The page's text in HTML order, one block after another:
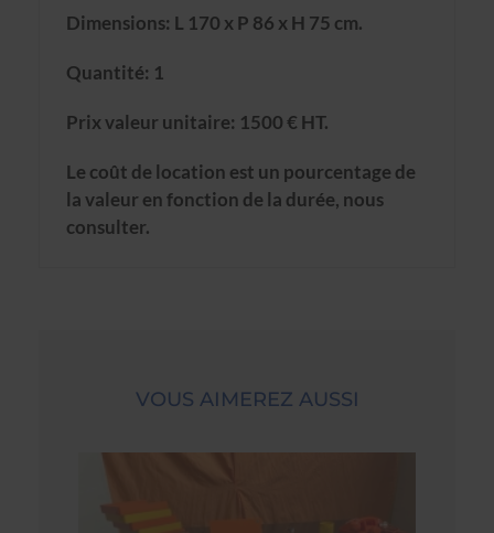
Dimensions: L 170 x P 86 x H 75 cm.
Quantité: 1
Prix valeur unitaire: 1500 € HT.
Le coût de location est un pourcentage de
la valeur en fonction de la durée, nous
consulter.
VOUS AIMEREZ AUSSI